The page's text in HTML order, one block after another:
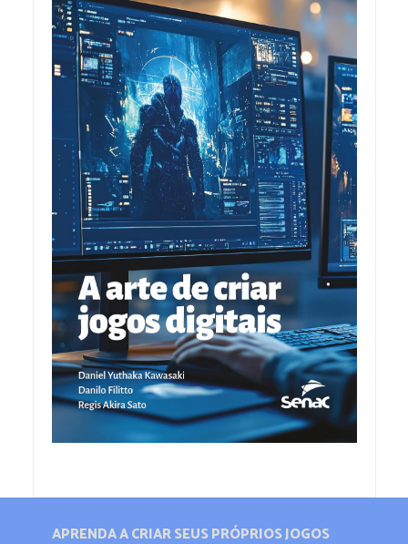
APRENDA A CRIAR SEUS PRÓPRIOS JOGOS